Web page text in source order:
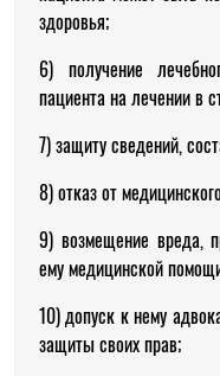
здоровья;
6) получение
пациента на лечении в
7) защиту сведений,
8) отказ от
9) возмещение вреда,
ему медицинской
10) допуск к нему
защиты своих прав;